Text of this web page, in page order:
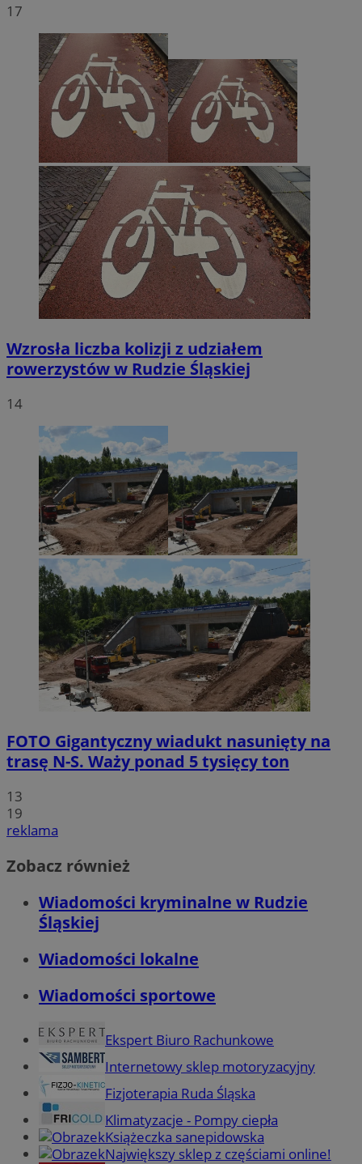
17
Wzrosła liczba kolizji z udziałem
rowerzystów w Rudzie Śląskiej
14
FOTO Gigantyczny wiadukt nasunięty na
trasę N-S. Waży ponad 5 tysięcy ton
13
19
reklama
Zobacz również
Wiadomości kryminalne w Rudzie
Śląskiej
Wiadomości lokalne
Wiadomości sportowe
Ekspert Biuro Rachunkowe
Internetowy sklep motoryzacyjny
Fizjoterapia Ruda Śląska
Klimatyzacje - Pompy ciepła
Książeczka sanepidowska
Największy sklep z częściami online!